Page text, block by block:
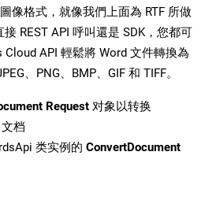
像格式，就像我們上面為 RTF 所做
REST API 呼叫還是 SDK，您都可
API 輕鬆將 Word 文件轉換為
、PNG、BMP、GIF 和 TIFF。
Request 对象以转换
档
类实例的 ConvertDocument